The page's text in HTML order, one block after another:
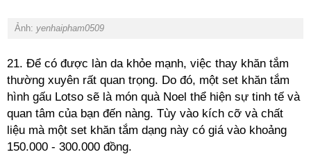
Ảnh: yenhaipham0509
21. Để có được làn da khỏe mạnh, việc thay khăn tắm
thường xuyên rất quan trọng. Do đó, một set khăn tắm
hình gấu Lotso sẽ là món quà Noel thể hiện sự tinh tế và
quan tâm của bạn đến nàng. Tùy vào kích cỡ và chất
liệu mà một set khăn tắm dạng này có giá vào khoảng
150.000 - 300.000 đồng.